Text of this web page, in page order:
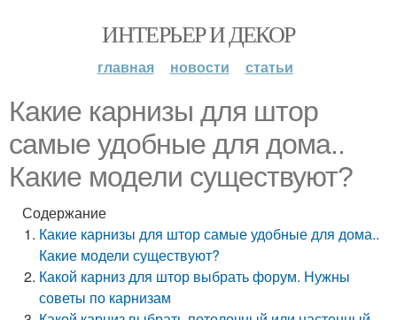
ИНТЕРЬЕР И ДЕКОР
главная новости статьи
Какие карнизы для штор
самые удобные для дома..
Какие модели существуют?
Содержание
Какие карнизы для штор самые удобные для дома..
Какие модели существуют?
Какой карниз для штор выбрать форум. Нужны
советы по карнизам